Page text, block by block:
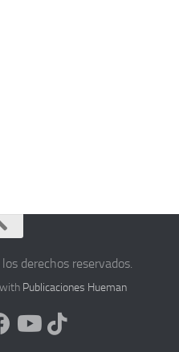
derechos reservados.
Publicaciones Hueman